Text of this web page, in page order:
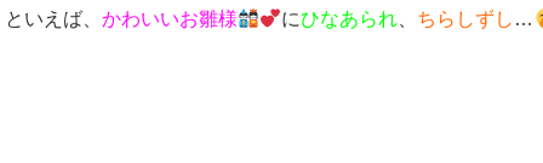
いえば、 かわいいお雛様 にひなあられ ちらしずし …